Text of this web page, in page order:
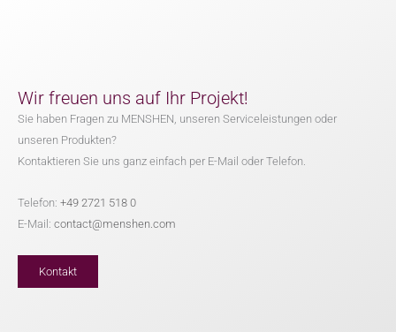
Wir freuen uns auf Ihr Projekt!
Sie haben Fragen zu MENSHEN, unseren Serviceleistungen oder
unseren Produkten?
Kontaktieren Sie uns ganz einfach per E-Mail oder Telefon.
Telefon: +49 2721 518 0
E-Mail: contact@menshen.com
Kontakt